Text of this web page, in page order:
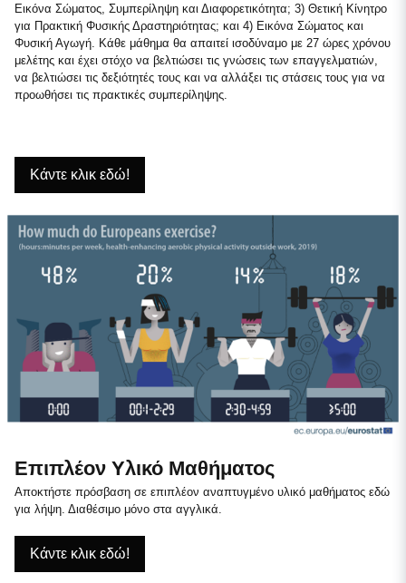
Εικόνα Σώματος, Συμπερίληψη και Διαφορετικότητα; 3) Θετική Κίνητρο
για Πρακτική Φυσικής Δραστηριότητας; και 4) Εικόνα Σώματος και
Φυσική Αγωγή. Κάθε μάθημα θα απαιτεί ισοδύναμο με 27 ώρες χρόνου
μελέτης και έχει στόχο να βελτιώσει τις γνώσεις των επαγγελματιών,
να βελτιώσει τις δεξιότητές τους και να αλλάξει τις στάσεις τους για να
προωθήσει τις πρακτικές συμπερίληψης.
Κάντε κλικ εδώ!
Επιπλέον Υλικό Μαθήματος
Αποκτήστε πρόσβαση σε επιπλέον αναπτυγμένο υλικό μαθήματος εδώ
για λήψη. Διαθέσιμο μόνο στα αγγλικά.
Κάντε κλικ εδώ!